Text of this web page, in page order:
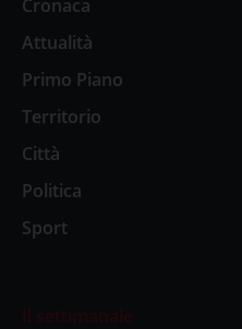
Cronaca
Attualità
Primo Piano
Territorio
Città
Politica
Sport
Il settimanale